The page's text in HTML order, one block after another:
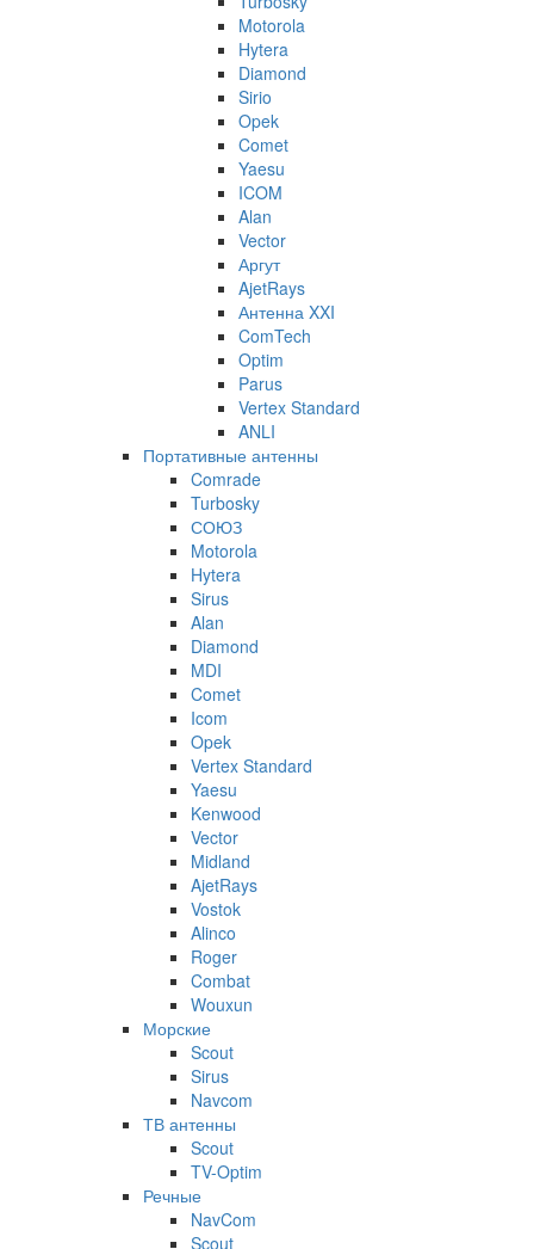
Motorola
Hytera
Diamond
Sirio
Opek
Comet
Yaesu
ICOM
Alan
Vector
Аргут
AjetRays
Антенна XXI
ComTech
Optim
Parus
Vertex Standard
ANLI
Портативные антенны
Comrade
Turbosky
СОЮЗ
Motorola
Hytera
Sirus
Alan
Diamond
MDI
Comet
Icom
Opek
Vertex Standard
Yaesu
Kenwood
Vector
Midland
AjetRays
Vostok
Alinco
Roger
Combat
Wouxun
Морские
Scout
Sirus
Navcom
ТВ антенны
Scout
TV-Optim
Речные
NavCom
Scout